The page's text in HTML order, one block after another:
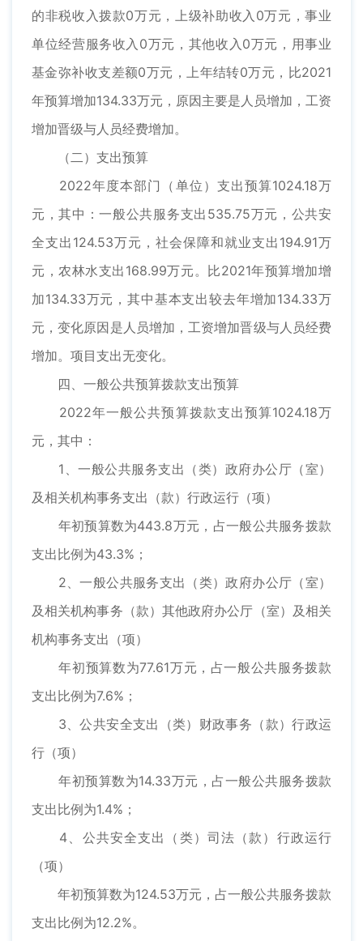
的非税收入拨款0万元，上级补助收入0万元，事业
单位经营服务收入0万元，其他收入0万元，用事业
基金弥补收支差额0万元，上年结转0万元，比2021
年预算增加134.33万元，原因主要是人员增加，工资
增加晋级与人员经费增加。
（二）支出预算
2022年度本部门（单位）支出预算1024.18万
元，其中：一般公共服务支出535.75万元，公共安
全支出124.53万元，社会保障和就业支出194.91万
元，农林水支出168.99万元。比2021年预算增加增
加134.33万元，其中基本支出较去年增加134.33万
元，变化原因是人员增加，工资增加晋级与人员经费
增加。项目支出无变化。
四、一般公共预算拨款支出预算
2022年一般公共预算拨款支出预算1024.18万
元，其中：
1、一般公共服务支出（类）政府办公厅（室）
及相关机构事务支出（款）行政运行（项）
年初预算数为443.8万元，占一般公共服务拨款
支出比例为43.3%；
2、一般公共服务支出（类）政府办公厅（室）
及相关机构事务（款）其他政府办公厅（室）及相关
机构事务支出（项）
年初预算数为77.61万元，占一般公共服务拨款
支出比例为7.6%；
3、公共安全支出（类）财政事务（款）行政运
行（项）
年初预算数为14.33万元，占一般公共服务拨款
支出比例为1.4%；
4、公共安全支出（类）司法（款）行政运行
（项）
年初预算数为124.53万元，占一般公共服务拨款
支出比例为12.2%。